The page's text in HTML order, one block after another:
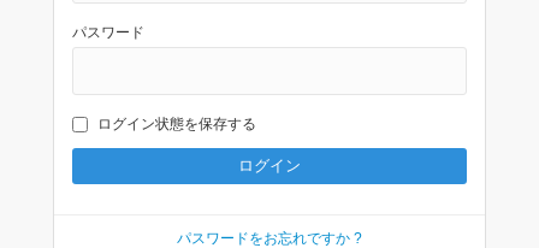
パスワード
ログイン状態を保存する
パスワードをお忘れですか ?